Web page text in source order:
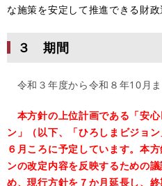
な施策を安定して推進できる財政
３ 期間
令和３年度から令和８年10月
本方針の上位計画である「安
ン」（以下、「ひろしまビジョ
６月ころに予定しています。本
ンの改定内容を反映するための
め、現行方針を７か月延長し、